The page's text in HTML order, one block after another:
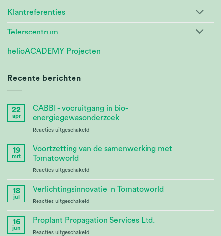
Klantreferenties
Telerscentrum
helioACADEMY Projecten
Recente berichten
22
apr
CABBI - vooruitgang in bio-
energiegewasonderzoek
Reacties uitgeschakeld
CABBI
–
Research
19
mrt
Voortzetting van de samenwerking met
Tomatoworld
Reacties uitgeschakeld
Continuing
Partnership
18
jul
Verlichtingsinnovatie in Tomatoworld
Reacties uitgeschakeld
Lighting
Innovation
16
jun
Proplant Propagation Services Ltd.
Reacties uitgeschakeld